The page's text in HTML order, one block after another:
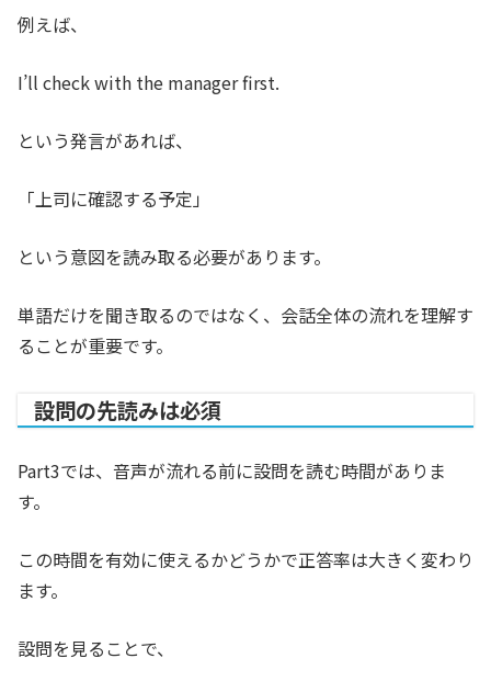
例えば、
I’ll check with the manager first.
という発言があれば、
「上司に確認する予定」
という意図を読み取る必要があります。
単語だけを聞き取るのではなく、会話全体の流れを理解す
ることが重要です。
設問の先読みは必須
Part3では、音声が流れる前に設問を読む時間がありま
す。
この時間を有効に使えるかどうかで正答率は大きく変わり
ます。
設問を見ることで、